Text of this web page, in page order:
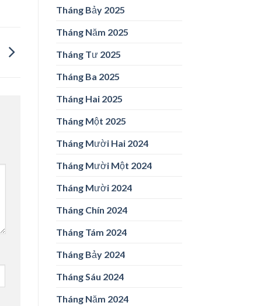
Tháng Bảy 2025
Tháng Năm 2025
Tháng Tư 2025
Tháng Ba 2025
Tháng Hai 2025
Tháng Một 2025
Tháng Mười Hai 2024
Tháng Mười Một 2024
Tháng Mười 2024
Tháng Chín 2024
Tháng Tám 2024
Tháng Bảy 2024
Tháng Sáu 2024
Tháng Năm 2024